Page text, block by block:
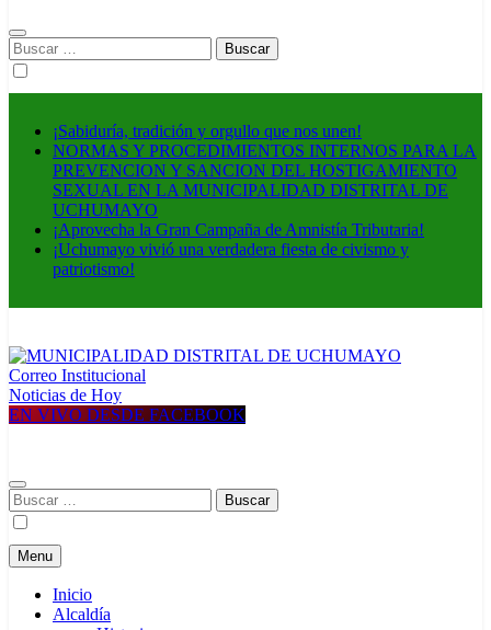
Buscar:
¡Sabiduría, tradición y orgullo que nos unen!
NORMAS Y PROCEDIMIENTOS INTERNOS PARA LA
PREVENCION Y SANCION DEL HOSTIGAMIENTO
SEXUAL EN LA MUNICIPALIDAD DISTRITAL DE
UCHUMAYO
¡Aprovecha la Gran Campaña de Amnistía Tributaria!
¡Uchumayo vivió una verdadera fiesta de civismo y
patriotismo!
MUNICIPALIDAD DISTRITAL DE UCHUMAYO
Construyendo una nueva Historia
Correo Institucional
Noticias de Hoy
EN VIVO DESDE FACEBOOK
Buscar:
Menu
Inicio
Alcaldía